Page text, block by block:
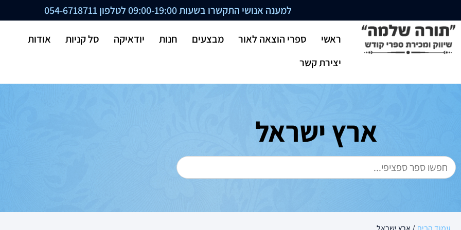
למענה אנושי התקשרו בשעות 09:00-19:00 לטלפון 054-6718711
ראשי ספרי הוצאה לאור מבצעים חנות יודאיקה סל קניות
אודות
יצירת קשר
ארץ ישראל